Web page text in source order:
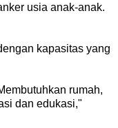
usia anak-anak.
kapasitas yang
rumah,
dan edukasi,"